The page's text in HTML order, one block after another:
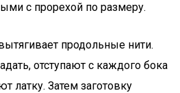
с прорехой по размеру.
продольные нити.
отступают с каждого бока
латку. Затем заготовку